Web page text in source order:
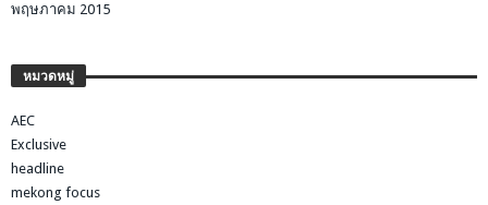
พฤษภาคม 2015
หมวดหมู่
AEC
Exclusive
headline
mekong focus